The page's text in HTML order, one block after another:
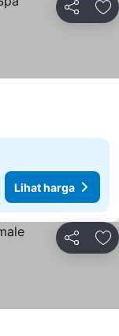
Kongsi
Lihat harga
Kongsi